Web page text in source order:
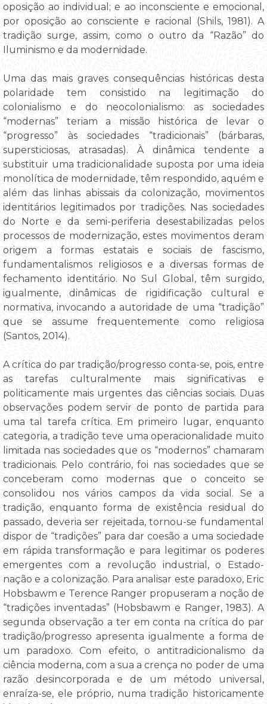
oposição ao individual; e ao inconsciente e emocional,
por oposição ao consciente e racional (Shils, 1981). A
tradição surge, assim, como o outro da “Razão” do
Iluminismo e da modernidade.
Uma das mais graves consequências históricas desta
polaridade tem consistido na legitimação do
colonialismo e do neocolonialismo: as sociedades
“modernas” teriam a missão histórica de levar o
“progresso” às sociedades “tradicionais” (bárbaras,
supersticiosas, atrasadas). À dinâmica tendente a
substituir uma tradicionalidade suposta por uma ideia
monolítica de modernidade, têm respondido, aquém e
além das linhas abissais da colonização, movimentos
identitários legitimados por tradições. Nas sociedades
do Norte e da semi-periferia desestabilizadas pelos
processos de modernização, estes movimentos deram
origem a formas estatais e sociais de fascismo,
fundamentalismos religiosos e a diversas formas de
fechamento identitário. No Sul Global, têm surgido,
igualmente, dinâmicas de rigidificação cultural e
normativa, invocando a autoridade de uma “tradição”
que se assume frequentemente como religiosa
(Santos, 2014).
A crítica do par tradição/progresso conta-se, pois, entre
as tarefas culturalmente mais significativas e
politicamente mais urgentes das ciências sociais. Duas
observações podem servir de ponto de partida para
uma tal tarefa crítica. Em primeiro lugar, enquanto
categoria, a tradição teve uma operacionalidade muito
limitada nas sociedades que os “modernos” chamaram
tradicionais. Pelo contrário, foi nas sociedades que se
conceberam como modernas que o conceito se
consolidou nos vários campos da vida social. Se a
tradição, enquanto forma de existência residual do
passado, deveria ser rejeitada, tornou-se fundamental
dispor de “tradições” para dar coesão a uma sociedade
em rápida transformação e para legitimar os poderes
emergentes com a revolução industrial, o Estado-
nação e a colonização. Para analisar este paradoxo, Eric
Hobsbawm e Terence Ranger propuseram a noção de
“tradições inventadas” (Hobsbawm e Ranger, 1983). A
segunda observação a ter em conta na crítica do par
tradição/progresso apresenta igualmente a forma de
um paradoxo. Com efeito, o antitradicionalismo da
ciência moderna, com a sua a crença no poder de uma
razão desincorporada e de um método universal,
enraíza-se, ele próprio, numa tradição historicamente